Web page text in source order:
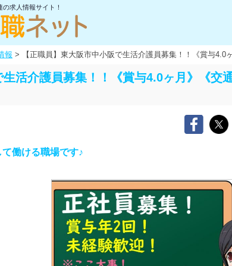
求人情報サイト！
報 > 【正職員】東大阪市中小阪で生活介護員募集！！《賞与4.0
生活介護員募集！！《賞与4.0ヶ月》《交
働ける職場です♪